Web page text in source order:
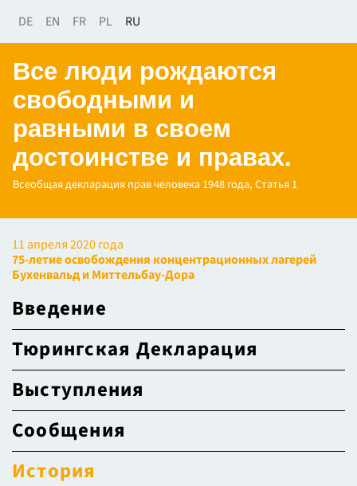
DE EN FR PL RU
Все люди рождаются
свободными и
равными в своем
достоинстве и правах.
Всеобщая декларация прав человека 1948 года, Статья 1
11 апреля 2020 года
75-летие освобождения концентрационных лагерей
Бухенвальд и Миттельбау-Дора
Введение
Тюрингская Декларация
Выступления
Сообщения
История